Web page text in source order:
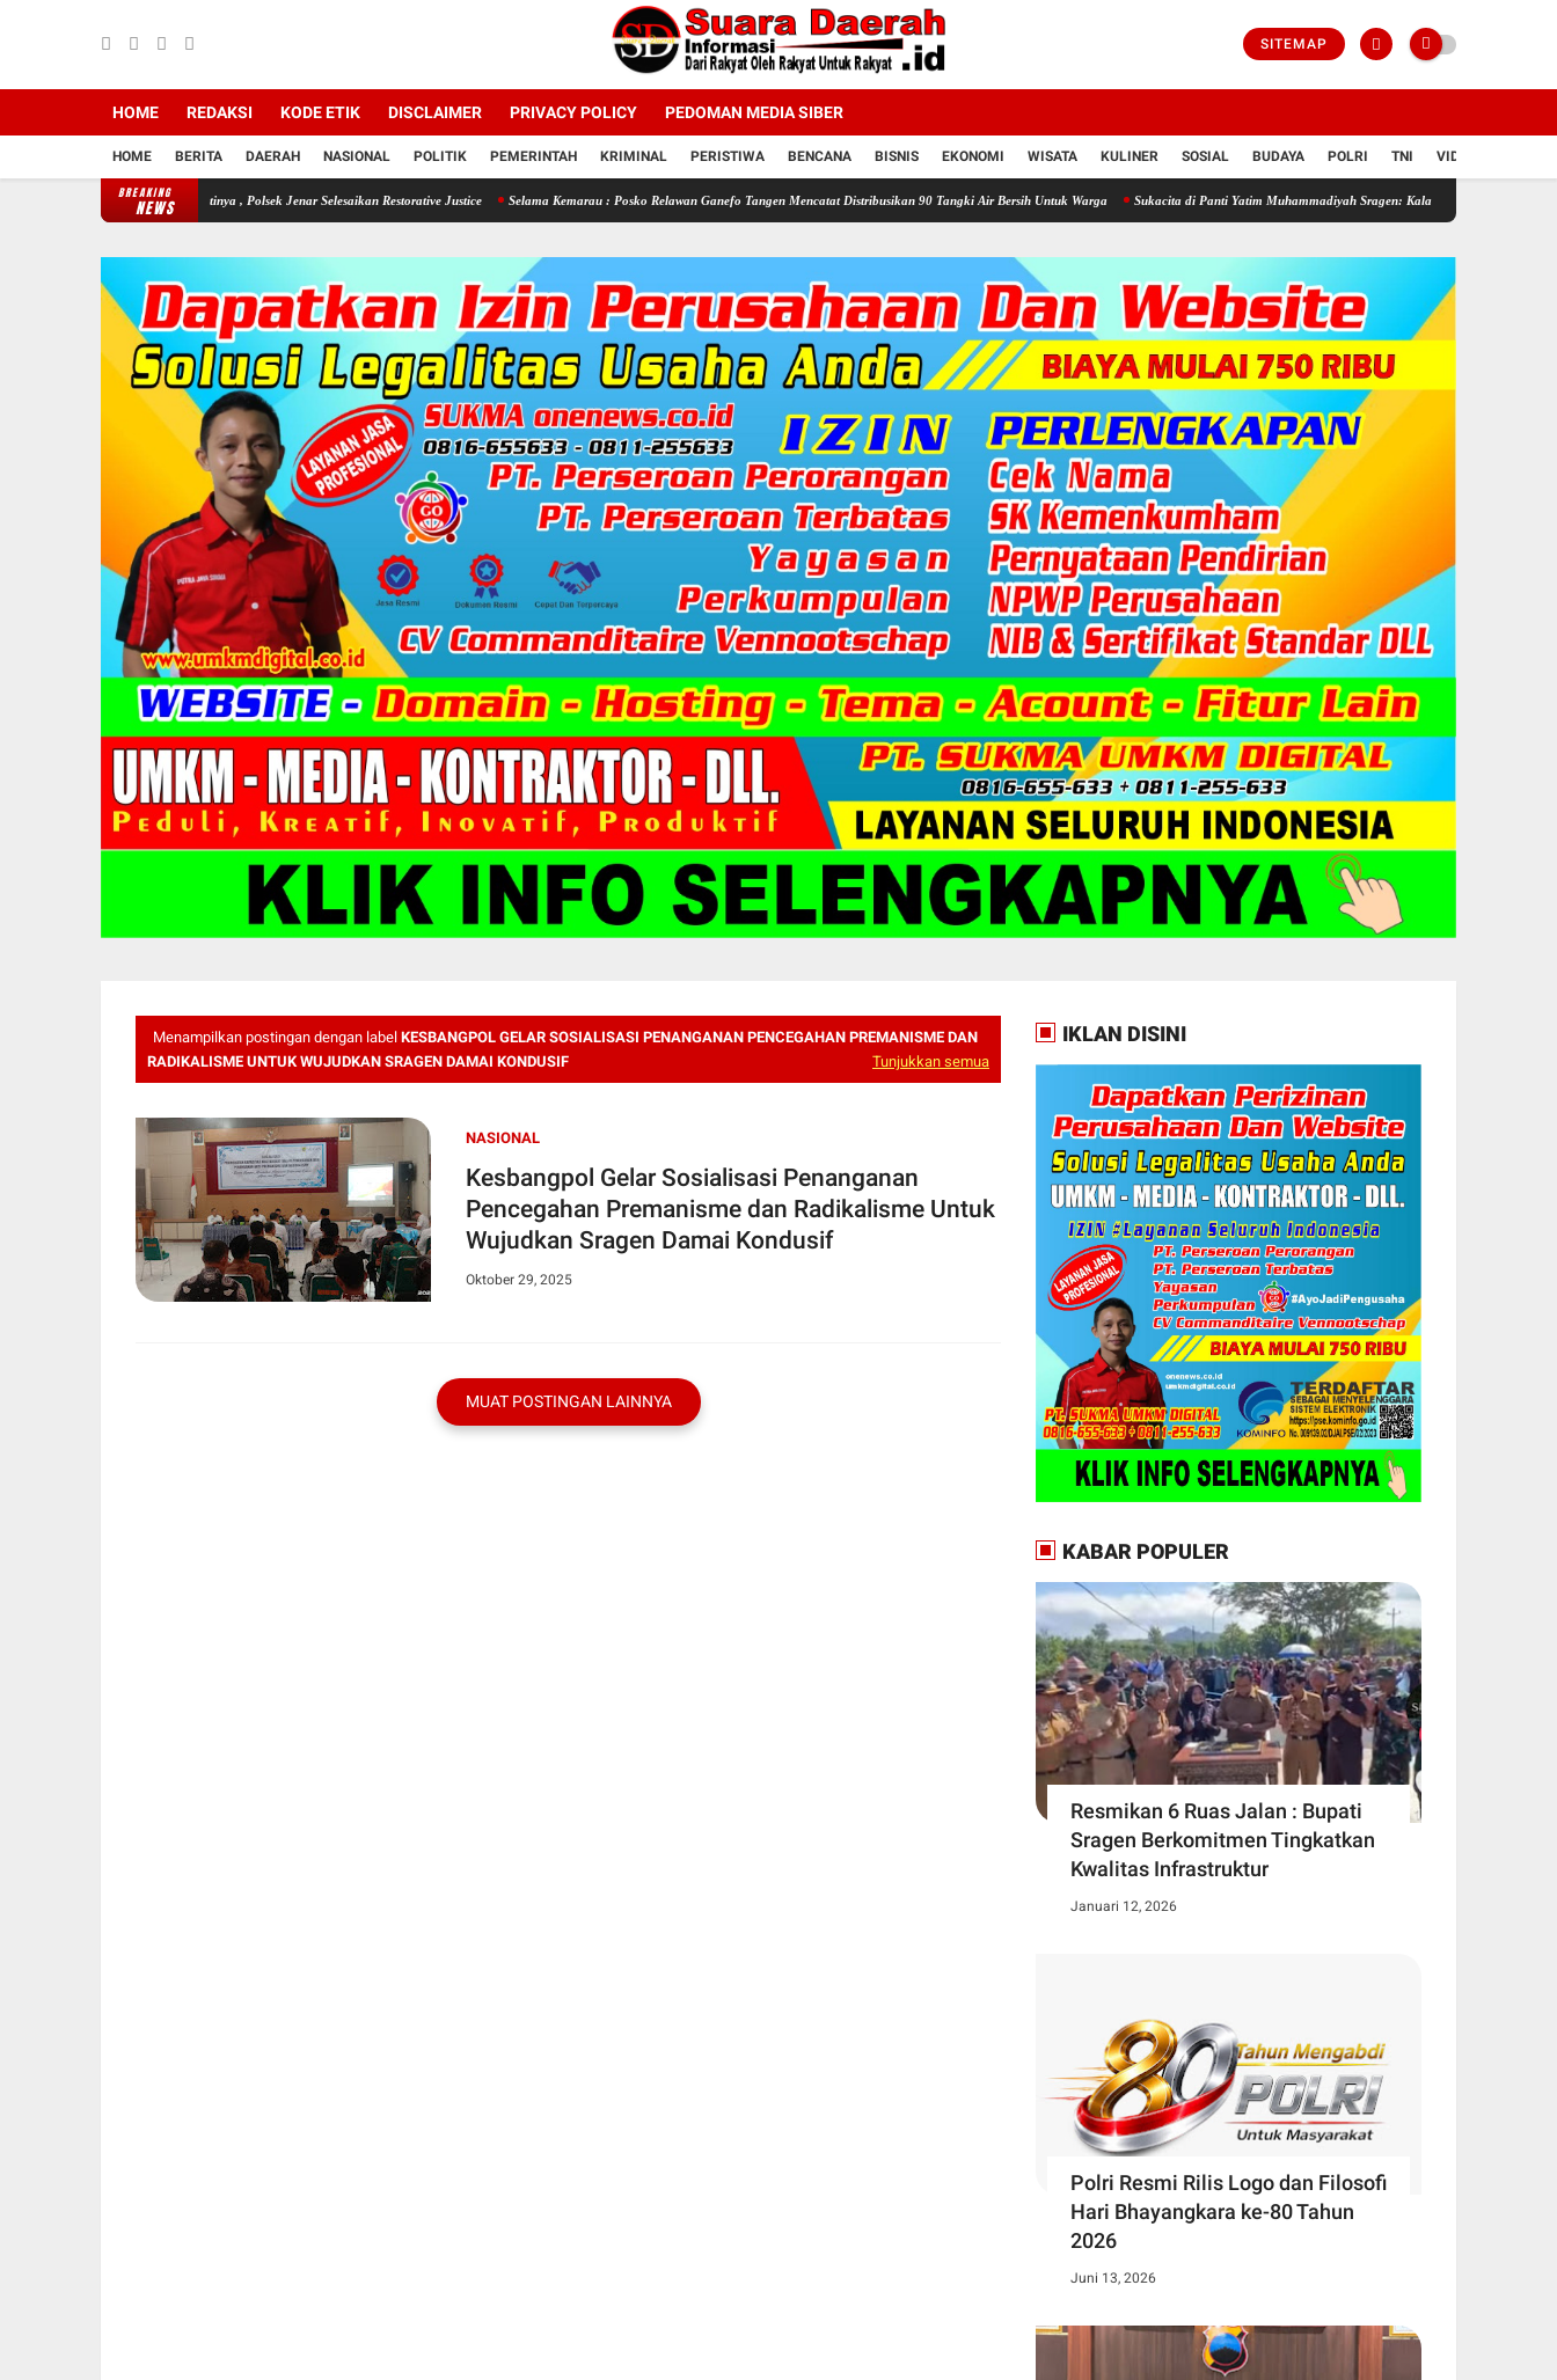
SITEMAP
HOME REDAKSI KODE ETIK DISCLAIMER PRIVACY POLICY PEDOMAN MEDIA SIBER
HOME BERITA DAERAH NASIONAL POLITIK PEMERINTAH KRIMINAL PERISTIWA BENCANA BISNIS EKONOMI WISATA KULINER SOSIAL BUDAYA POLRI TNI VIDIO
BREAKING
NEWS
Demi Sang Buah Hatinya , Polsek Jenar Selesaikan Restorative Justice Selama Kemarau : Posko Relawan Ganefo Tangen Mencatat Distribusikan 90 Tangki Air Bersih Untuk Warga Sukacita di Panti Yatim Muhammadiyah Sragen: Kala Doa dan Kepedulian Mengalir di
Menampilkan postingan dengan label KESBANGPOL GELAR SOSIALISASI PENANGANAN PENCEGAHAN PREMANISME DAN
RADIKALISME UNTUK WUJUDKAN SRAGEN DAMAI KONDUSIF
Tunjukkan semua
NASIONAL
Kesbangpol Gelar Sosialisasi Penanganan
Pencegahan Premanisme dan Radikalisme Untuk
Wujudkan Sragen Damai Kondusif
Oktober 29, 2025
MUAT POSTINGAN LAINNYA
IKLAN DISINI
KABAR POPULER
Resmikan 6 Ruas Jalan : Bupati
Sragen Berkomitmen Tingkatkan
Kwalitas Infrastruktur
Januari 12, 2026
Polri Resmi Rilis Logo dan Filosofi
Hari Bhayangkara ke-80 Tahun
2026
Juni 13, 2026